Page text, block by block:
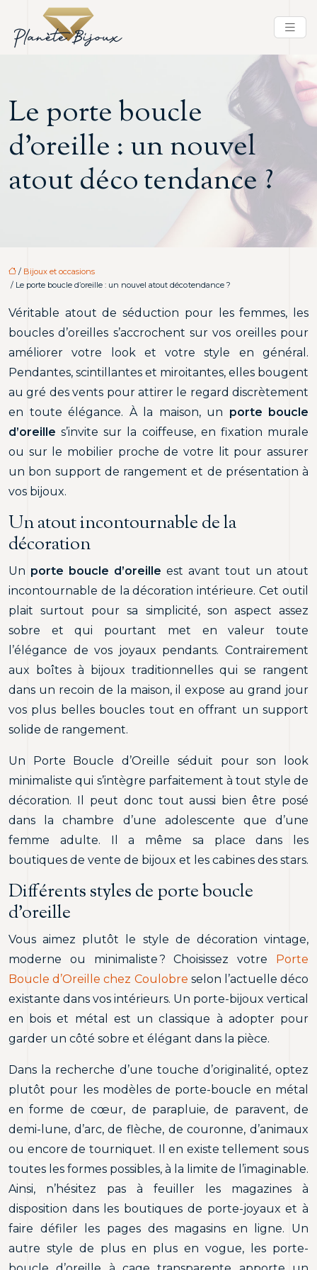
Le porte boucle
d’oreille : un nouvel
atout déco tendance ?
/ Bijoux et occasions
/ Le porte boucle d’oreille : un nouvel atout déco tendance ?
Véritable atout de séduction pour les femmes, les
boucles d’oreilles s’accrochent sur vos oreilles pour
améliorer votre look et votre style en général.
Pendantes, scintillantes et miroitantes, elles bougent
au gré des vents pour attirer le regard discrètement
en toute élégance. À la maison, un porte boucle
d’oreille s’invite sur la coiffeuse, en fixation murale
ou sur le mobilier proche de votre lit pour assurer
un bon support de rangement et de présentation à
vos bijoux.
Un atout incontournable de la
décoration
Un porte boucle d’oreille est avant tout un atout
incontournable de la décoration intérieure. Cet outil
plait surtout pour sa simplicité, son aspect assez
sobre et qui pourtant met en valeur toute
l’élégance de vos joyaux pendants. Contrairement
aux boîtes à bijoux traditionnelles qui se rangent
dans un recoin de la maison, il expose au grand jour
vos plus belles boucles tout en offrant un support
solide de rangement.
Un Porte Boucle d’Oreille séduit pour son look
minimaliste qui s’intègre parfaitement à tout style de
décoration. Il peut donc tout aussi bien être posé
dans la chambre d’une adolescente que d’une
femme adulte. Il a même sa place dans les
boutiques de vente de bijoux et les cabines des stars.
Différents styles de porte boucle
d’oreille
Vous aimez plutôt le style de décoration vintage,
moderne ou minimaliste ? Choisissez votre Porte
Boucle d’Oreille chez Coulobre selon l’actuelle déco
existante dans vos intérieurs. Un porte-bijoux vertical
en bois et métal est un classique à adopter pour
garder un côté sobre et élégant dans la pièce.
Dans la recherche d’une touche d’originalité, optez
plutôt pour les modèles de porte-boucle en métal
en forme de cœur, de parapluie, de paravent, de
demi-lune, d’arc, de flèche, de couronne, d’animaux
ou encore de tourniquet. Il en existe tellement sous
toutes les formes possibles, à la limite de l’imaginable.
Ainsi, n’hésitez pas à feuiller les magazines à
disposition dans les boutiques de porte-joyaux et à
faire défiler les pages des magasins en ligne. Un
autre style de plus en plus en vogue, les porte-